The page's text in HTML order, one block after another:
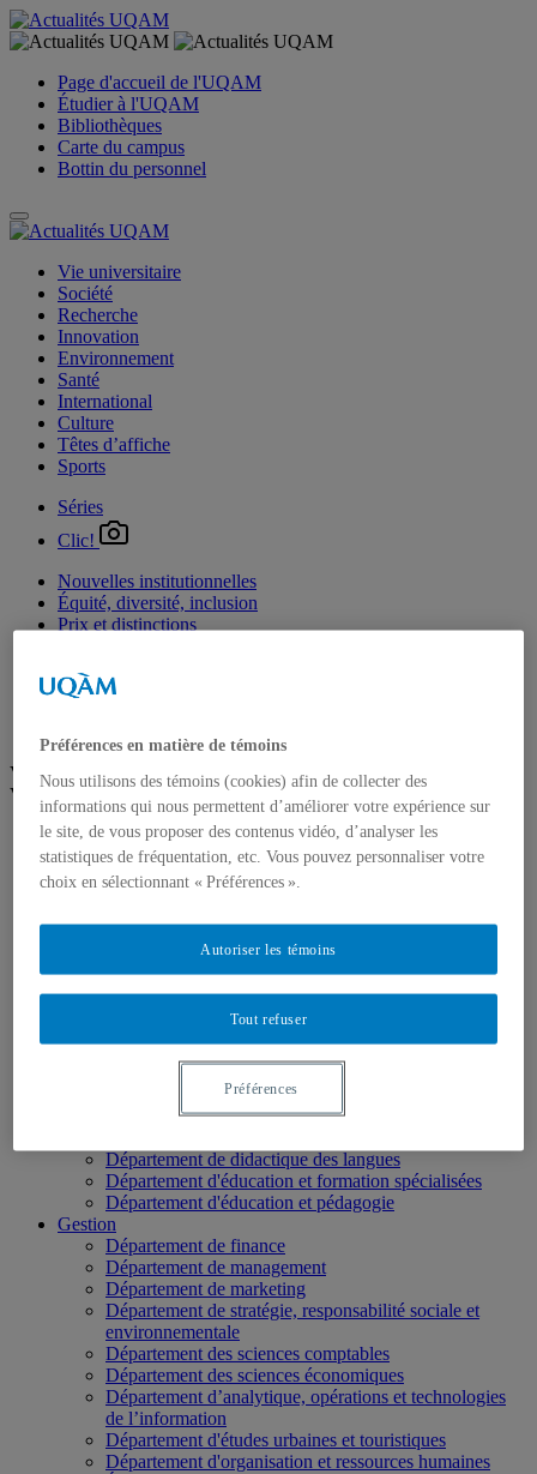
Page d'accueil de l'UQAM
Étudier à l'UQAM
Bibliothèques
Carte du campus
Bottin du personnel
Vie universitaire
Société
Recherche
Innovation
Environnement
Santé
International
Culture
Têtes d’affiche
Sports
Séries
Clic!
Nouvelles institutionnelles
Équité, diversité, inclusion
Prix et distinctions
Enseignement
Voir plus
Voir moins
Arts
Département de danse
Département de musique
Département d'histoire de l'art
École de design
Département de communication sociale et publique
École de langues
École des médias
Département de didactique des langues
Département d'éducation et formation spécialisées
Département d'éducation et pédagogie
Gestion
Département de finance
Département de management
Département de marketing
Département de stratégie, responsabilité sociale et
environnementale
Département des sciences comptables
Département des sciences économiques
Département d’analytique, opérations et technologies
de l’information
Département d'études urbaines et touristiques
Département d'organisation et ressources humaines
Préférences en matière de témoins
Nous utilisons des témoins (cookies) afin de collecter des
informations qui nous permettent d’améliorer votre expérience sur
le site, de vous proposer des contenus vidéo, d’analyser les
statistiques de fréquentation, etc. Vous pouvez personnaliser votre
choix en sélectionnant « Préférences ».
Tout refuser
Autoriser les témoins
Préférences